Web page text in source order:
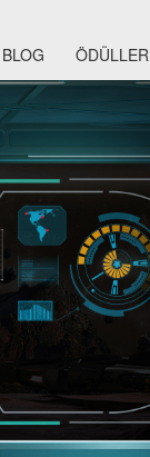
BLOG ÖDÜLLER